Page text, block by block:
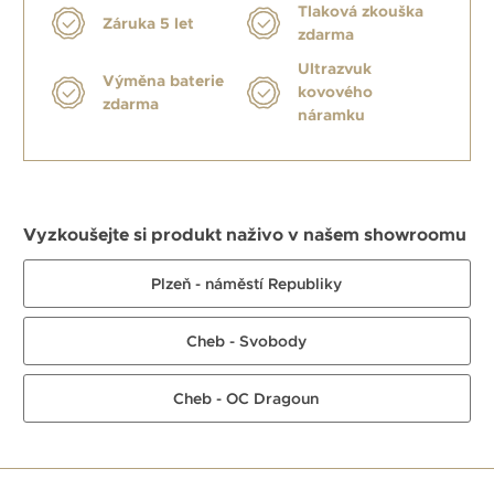
Záruka 5 let
Tlaková zkouška
zdarma
Výměna baterie
zdarma
Ultrazvuk
kovového
náramku
Vyzkoušejte si produkt naživo v našem showroomu
Plzeň - náměstí Republiky
Cheb - Svobody
Cheb - OC Dragoun